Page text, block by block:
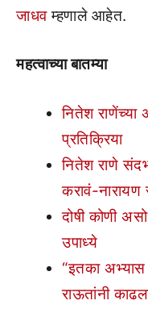
जाधवम्हणाले आहेत.
महत्वाच्या बातम्या
नितेश राणेंच्या
प्रतिक्रिया
नितेश राणे
करावं-नारायण
दोषी कोणी
उपाध्ये
“इतका अभ्यास
राऊतांनी